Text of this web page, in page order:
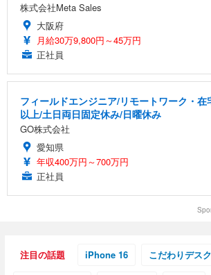
株式会社Meta Sales
大阪府
月給30万9,800円～45万円
正社員
フィールドエンジニア/リモートワーク・在
以上/土日両日固定休み/日曜休み
GO株式会社
愛知県
年収400万円～700万円
正社員
注目の話題 iPhone 16 こだわりデス